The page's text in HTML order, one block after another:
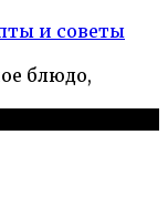
и советы
блюдо,